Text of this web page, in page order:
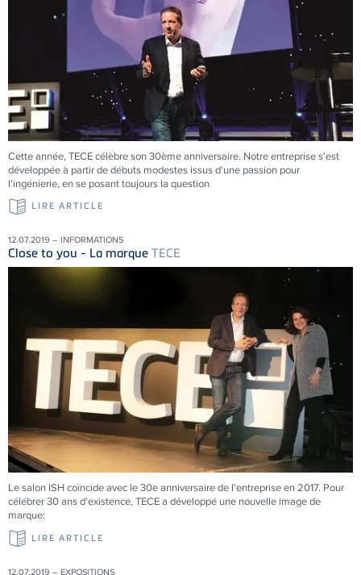
Cette année, TECE célèbre son 30ème anniversaire. Notre entreprise s'est
développée à partir de débuts modestes issus d'une passion pour
l'ingénierie, en se posant toujours la question
LIRE ARTICLE
12.07.2019 – INFORMATIONS
Close to you - La marque TECE
Le salon ISH coïncide avec le 30e anniversaire de l'entreprise en 2017. Pour
célébrer 30 ans d'existence, TECE a développé une nouvelle image de
marque:
LIRE ARTICLE
12.07.2019 – EXPOSITIONS